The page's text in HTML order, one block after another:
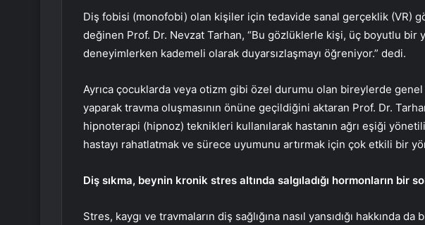
Diş fobisi (monofobi) olan kişiler için tedavide sanal gerçeklik (VR)
değinen Prof. Dr. Nevzat Tarhan, “Bu gözlüklerle kişi, üç boyutlu bir
deneyimlerken kademeli olarak duyarsızlaşmayı öğreniyor.” dedi.
Ayrıca çocuklarda veya otizm gibi özel durumu olan bireylerde
yaparak travma oluşmasının önüne geçildiğini aktaran Prof. Dr.
hipnoterapi (hipnoz) teknikleri kullanılarak hastanın ağrı eşiği
hastayı rahatlatmak ve sürece uyumunu artırmak için çok etkili bir
Diş sıkma, beynin kronik stres altında salgıladığı hormonların bir
Stres, kaygı ve travmaların diş sağlığına nasıl yansıdığı hakkında